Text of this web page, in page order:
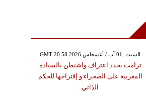
GMT 20:58 2026 السبت ,01 آب / أغسطس
ترامب يجدد اعتراف واشنطن بالسيادة
المغربية على الصحراء و إقتراحها للحكم
الذاتي